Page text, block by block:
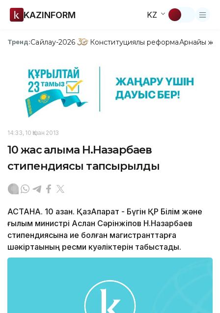
KAZINFORM KZ
Тренд:Сайлау-2026 Конституциялық реформаАрнайы
14:33, 10 Қазан 2013
10 жас ғалымға Н.Назарбаев
стипендиясы тапсырылды
АСТАНА. 10 қазан. ҚазАқпарат - Бүгін ҚР Білім және
ғылым министрі Аслан Сәрінжіпов Н.Назарбаев
стипендиясына ие болған магистранттарға
шәкіртақының ресми куәліктерін табыстады.